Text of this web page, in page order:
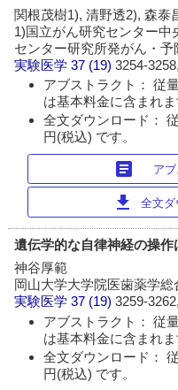
関根茂樹1), 清野透2), 森泰
1)国立がん研究センター
センター研究所発がん・予
実験医学 37 (19)3254-
アブストラクト： 従
は基本料金に含まれま
全文ダウンロード：
円(税込) です。
article ア
download 全文ダ
遺伝学的な自律神経の操
神谷厚範
岡山大学大学院医歯薬学総
実験医学 37 (19)3259-
アブストラクト： 従
は基本料金に含まれま
全文ダウンロード：
円(税込) です。